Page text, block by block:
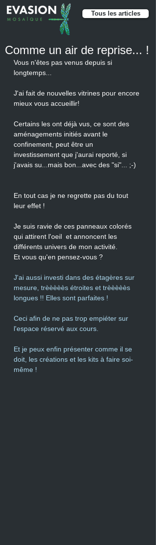
Tous les articles
Comme un air de reprise... !
Vous n'êtes pas venus depuis si
longtemps...
J'ai fait de nouvelles vitrines pour encore
mieux vous accueillir!
Certains les ont déjà vus, ce sont des
aménagements initiés avant le
confinement, peut être un
investissement que j'aurai reporté, si
j'avais su...mais bon...avec des "si"... ;-)
En tout cas je ne regrette pas du tout
leur effet !
Je suis ravie de ces panneaux colorés
qui attirent l'oeil  et annoncent les
différents univers de mon activité.
Et vous qu'en pensez-vous ?
J'ai aussi investi dans des étagères sur
mesure, trèèèèès étroites et trèèèèès
longues !! Elles sont parfaites !
Ceci afin de ne pas trop empiéter sur
l'espace réservé aux cours.
Et je peux enfin présenter comme il se
doit, les créations et les kits à faire soi-
même !